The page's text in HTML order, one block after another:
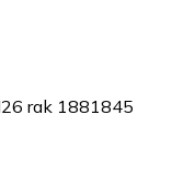
rak 1881845